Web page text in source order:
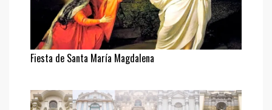
Fiesta de Santa María Magdalena